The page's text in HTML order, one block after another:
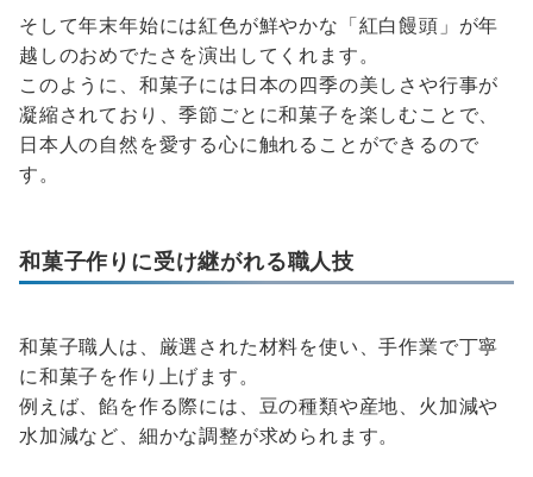
そして年末年始には紅色が鮮やかな「紅白饅頭」が年
越しのおめでたさを演出してくれます。
このように、和菓子には日本の四季の美しさや行事が
凝縮されており、季節ごとに和菓子を楽しむことで、
日本人の自然を愛する心に触れることができるので
す。
和菓子作りに受け継がれる職人技
和菓子職人は、厳選された材料を使い、手作業で丁寧
に和菓子を作り上げます。
例えば、餡を作る際には、豆の種類や産地、火加減や
水加減など、細かな調整が求められます。